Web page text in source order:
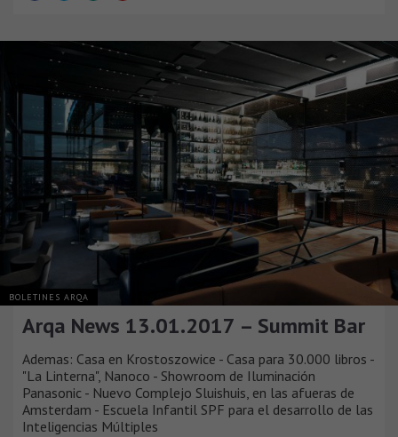
BOLETINES ARQA
Arqa News 13.01.2017 – Summit Bar
Ademas: Casa en Krostoszowice - Casa para 30.000 libros -
"La Linterna", Nanoco - Showroom de Iluminación
Panasonic - Nuevo Complejo Sluishuis, en las afueras de
Amsterdam - Escuela Infantil SPF para el desarrollo de las
Inteligencias Múltiples